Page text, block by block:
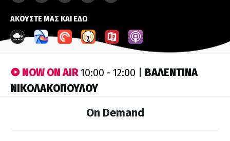
ΑΚΟΥΣΤΕ ΜΑΣ ΚΑΙ ΕΔΩ
NOW ON AIR10:00 - 12:00 | ΒΑΛΕΝΤΙΝΑ
ΝΙΚΟΛΑΚΟΠΟΥΛΟΥ
On Demand